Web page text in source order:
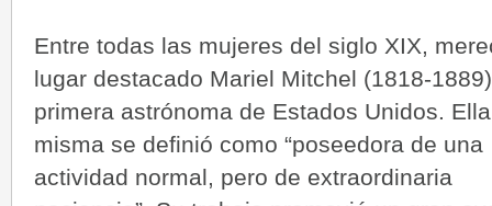
Entre todas las mujeres del siglo XIX,
lugar destacado Mariel Mitchel (1818-
primera astrónoma de Estados Unidos. Ella
misma se definió como “poseedora de una
actividad normal, pero de extraordinaria